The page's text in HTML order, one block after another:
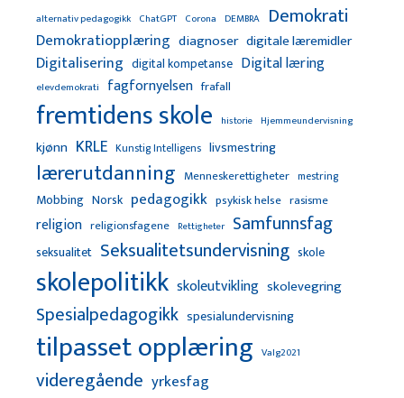
alternativ pedagogikk ChatGPT Corona DEMBRA Demokrati
Demokratiopplæring diagnoser digitale læremidler
Digitalisering digital kompetanse Digital læring
elevdemokrati fagfornyelsen frafall
fremtidens skole historie Hjemmeundervisning
kjønn KRLE Kunstig Intelligens livsmestring
lærerutdanning Menneskerettigheter mestring
Mobbing Norsk pedagogikk psykisk helse rasisme
religion religionsfagene Rettigheter Samfunnsfag
seksualitet Seksualitetsundervisning skole
skolepolitikk skoleutvikling skolevegring
Spesialpedagogikk spesialundervisning
tilpasset opplæring Valg2021
videregående yrkesfag